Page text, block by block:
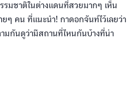
รมชาติในต่างแดนที่สวยมากๆ เห็น
ๆ คน ที่แนะนำ! กาดอกจันท์ไว้เลยว่า
มกันดูว่ามีสถานที่ไหนกันบ้างที่น่า